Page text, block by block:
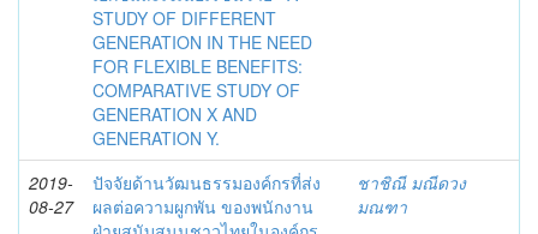
STUDY OF DIFFERENT
GENERATION IN THE NEED
FOR FLEXIBLE BENEFITS:
COMPARATIVE STUDY OF
GENERATION X AND
GENERATION Y.
2019-
08-27
ปัจจัยด้านวัฒนธรรมองค์กรที่ส่ง
ผลต่อความผูกพัน ของพนักงาน
ชาชิณี มณีดวง
มณฑา